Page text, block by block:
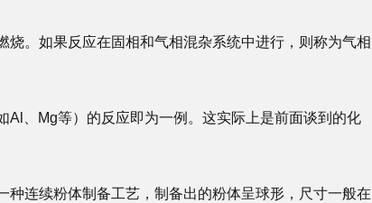
。如果反应在固相和气相混杂系统中进行，则称为气相
Al、Mg等）的反应即为一例。这实际上是前面谈到的化
连续粉体制备工艺，制备出的粉体呈球形，尺寸一般在